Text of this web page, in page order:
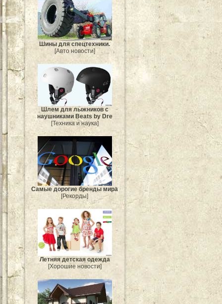
Шины для спецтехники.
[Авто новости]
Шлем для лыжников с
наушниками Beats by Dre
[Техника и наука]
Самые дорогие бренды мира
[Рекорды]
Летняя детская одежда
[Хорошие новости]